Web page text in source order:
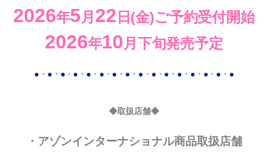
2026年5月 22 日(金)ご予約受付開始
2026年10月下旬発売予定
● ・ ●・ ●・ ● ・ ●・ ●・ ● ・ ● ・ ●・ ●・ ● ・ ●・ ●・ ●・ ● ・ ●
◆取扱店舗◆
・アゾンインターナショナル商品取扱店舗